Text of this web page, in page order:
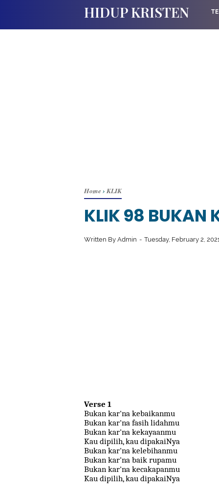
HIDUP KRISTEN
Home› KLIK
KLIK 98 BUKAN
Written By Admin Tuesday, February 2,
Verse 1
Bukan kar'na kebaikanmu
Bukan kar'na fasih lidahmu
Bukan kar'na kekayaanmu
Kau dipilih, kau dipakaiNya
Bukan kar'na kelebihanmu
Bukan kar'na baik rupamu
Bukan kar'na kecakapanmu
Kau dipilih, kau dipakaiNya